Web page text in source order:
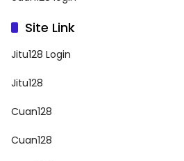
Site Link
Jitu128 Login
Jitu128
Cuan128
Cuan128